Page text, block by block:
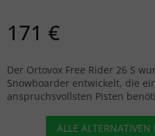
171 €
Der Ortovox Free Rider 26 S
Snowboarder entwickelt, die
anspruchsvollsten Pisten
ALLE